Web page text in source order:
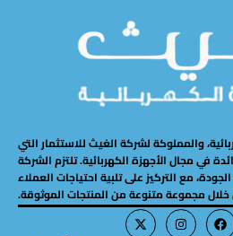
والمملوكة لشركة الغيث للاستثمار التي
في مجال الأجهزة الكهربائية. تلتزم الشركة
مع التركيز على تلبية احتياجات العملاء
مجموعة متنوعة من المنتجات الموثوقة.